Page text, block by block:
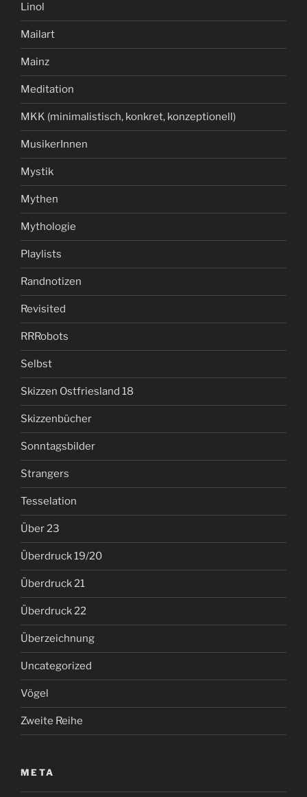
Linol
Mailart
Mainz
Meditation
MKK (minimalistisch, konkret, konzeptionell)
MusikerInnen
Mystik
Mythen
Mythologie
Playlists
Randnotizen
Revisited
RRRobots
Selbst
Skizzen Ostfriesland 18
Skizzenbücher
Sonntagsbilder
Strangers
Tesselation
Über 23
Überdruck 19/20
Überdruck 21
Überdruck 22
Überzeichnung
Uncategorized
Vögel
Zweite Reihe
META